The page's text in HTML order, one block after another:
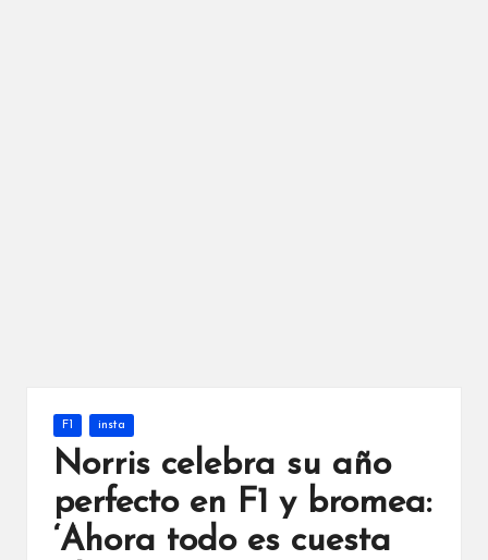
Publicada
en
F1 insta
Norris celebra su año
perfecto en F1 y bromea:
‘Ahora todo es cuesta